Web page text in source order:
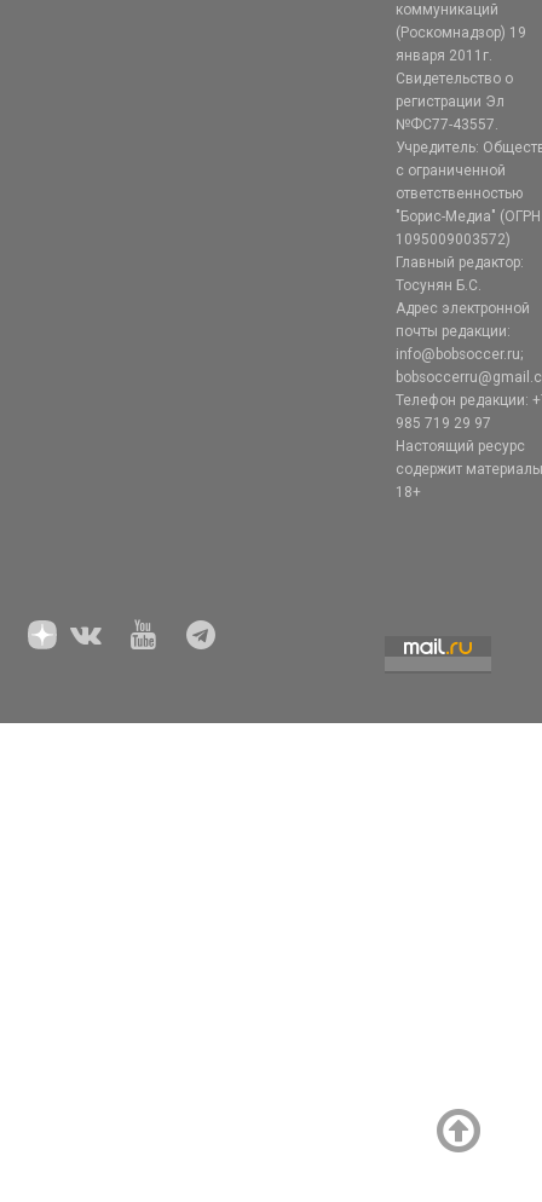
коммуникаций
(Роскомнадзор) 19
января 2011г.
Свидетельство о
регистрации Эл
№ФС77-43557.
Учредитель:
с ограниченной
ответственностью
"Борис-Медиа" (ОГРН
1095009003572)
Главный редактор:
Тосунян Б.С.
Адрес электронной
почты редакции:
info@bobsoccer.ru;
Телефон редакции:
985 719 29 97
Настоящий ресурс
содержит
18+